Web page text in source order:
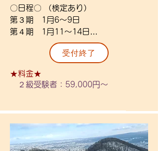
〇定員〇
1.2級 各12名程度
藻岩山 or 札幌国際スキー場
〇レッスン時間〇
10：30～15：00
・リフト券・昼食・送迎・1級事前
〇日程〇 （検定あり）
第３期　1月6～9日
第４期　1月11～14日
（級別2級定員となりました）
検定種目に集中したレッスンと練習方
法を学び、検定試験合格を目指そう！
ん。
※級別1級保持者は「1級班」と同じ班
で行動します。（検定試験なし）
受付終了
★料金★
２級受験者：59,000円～